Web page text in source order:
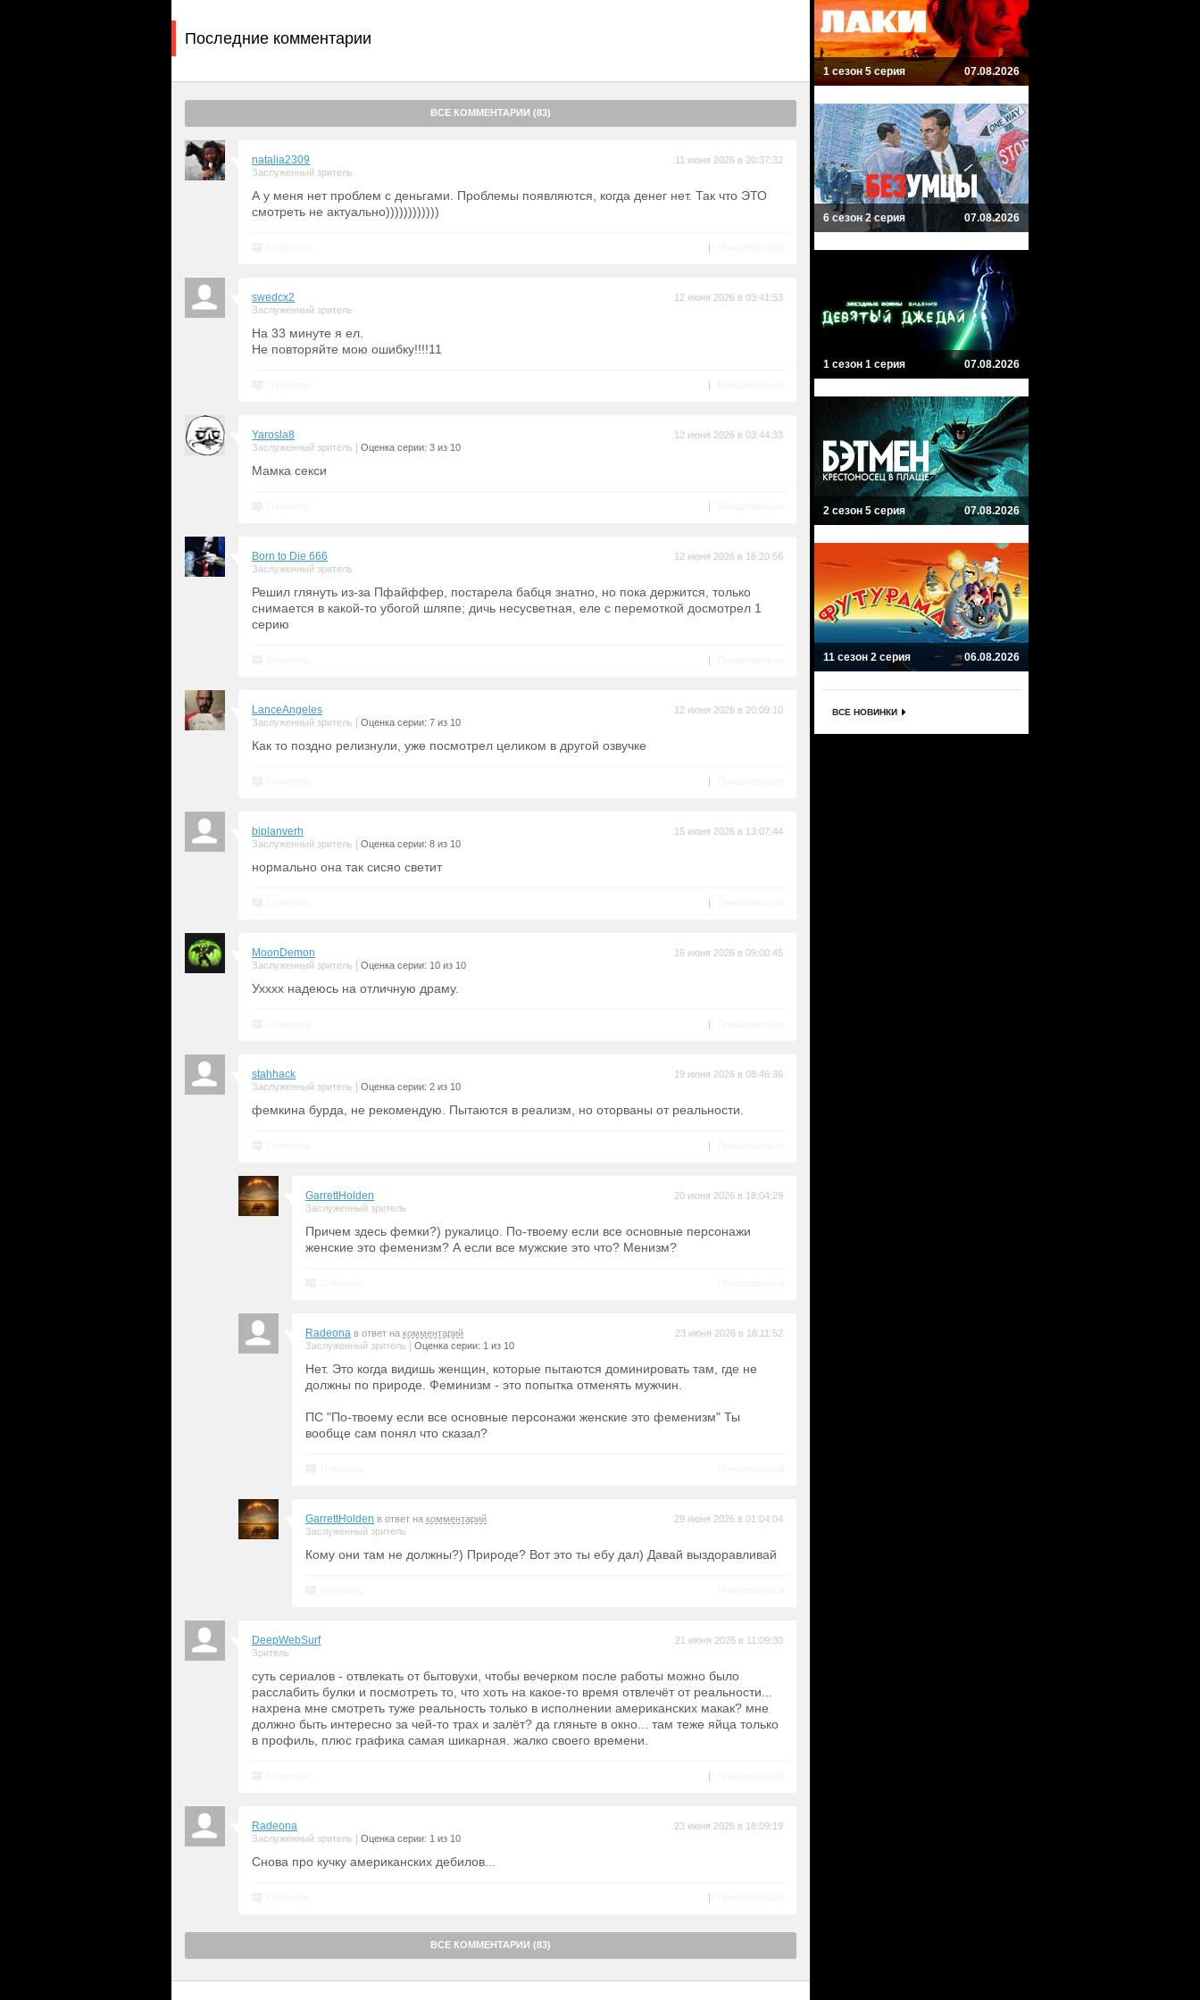
Последние комментарии
ВСЕ КОММЕНТАРИИ (83)
natalia2309
Заслуженный зритель
11 июня 2026 в 20:37:32
А у меня нет проблем с деньгами. Проблемы появляются, когда денег нет. Так что ЭТО
смотреть не актуально))))))))))))
|
swedcx2
Заслуженный зритель
12 июня 2026 в 03:41:53
На 33 минуте я ел.
Не повторяйте мою ошибку!!!!11
|
Yarosla8
Заслуженный зритель Оценка серии: 3 из 10
12 июня 2026 в 03:44:33
Мамка секси
|
Born to Die 666
Заслуженный зритель
12 июня 2026 в 16:20:56
Решил глянуть из-за Пфайффер, постарела бабця знатно, но пока держится, только
снимается в какой-то убогой шляпе; дичь несусветная, еле с перемоткой досмотрел 1
серию
|
LanceAngeles
Заслуженный зритель Оценка серии: 7 из 10
12 июня 2026 в 20:09:10
Как то поздно релизнули, уже посмотрел целиком в другой озвучке
|
biplanverh
Заслуженный зритель Оценка серии: 8 из 10
15 июня 2026 в 13:07:44
нормально она так сисяо светит
|
MoonDemon
Заслуженный зритель Оценка серии: 10 из 10
16 июня 2026 в 09:00:45
Ухххх надеюсь на отличную драму.
|
stahhack
Заслуженный зритель Оценка серии: 2 из 10
19 июня 2026 в 08:46:36
фемкина бурда, не рекомендую. Пытаются в реализм, но оторваны от реальности.
|
GarrettHolden
Заслуженный зритель
20 июня 2026 в 18:04:29
Причем здесь фемки?) рукалицо. По-твоему если все основные персонажи
женские это феменизм? А если все мужские это что? Менизм?
Radeona в ответ на комментарий
Заслуженный зритель
Оценка серии: 1 из 10
23 июня 2026 в 18:11:52
Нет. Это когда видишь женщин, которые пытаются доминировать там, где не
должны по природе. Феминизм - это попытка отменять мужчин.
ПС "По-твоему если все основные персонажи женские это феменизм" Ты
вообще сам понял что сказал?
GarrettHolden в ответ на комментарий
Заслуженный зритель
29 июня 2026 в 01:04:04
Кому они там не должны?) Природе? Вот это ты ебу дал) Давай выздоравливай
DeepWebSurf
Зритель
21 июня 2026 в 11:09:30
суть сериалов - отвлекать от бытовухи, чтобы вечерком после работы можно было
расслабить булки и посмотреть то, что хоть на какое-то время отвлечёт от реальности...
нахрена мне смотреть туже реальность только в исполнении американских макак? мне
должно быть интересно за чей-то трах и залёт? да гляньте в окно... там теже яйца только
в профиль, плюс графика самая шикарная. жалко своего времени.
|
Radeona
Заслуженный зритель Оценка серии: 1 из 10
23 июня 2026 в 18:09:19
Снова про кучку американских дебилов...
|
ВСЕ КОММЕНТАРИИ (83)
1 сезон 5 серия 07.08.2026
6 сезон 2 серия 07.08.2026
1 сезон 1 серия 07.08.2026
2 сезон 5 серия 07.08.2026
11 сезон 2 серия 06.08.2026
ВСЕ НОВИНКИ